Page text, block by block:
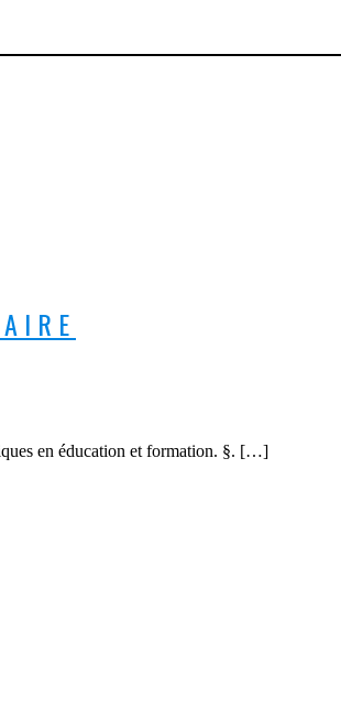
en éducation et formation. §. […]